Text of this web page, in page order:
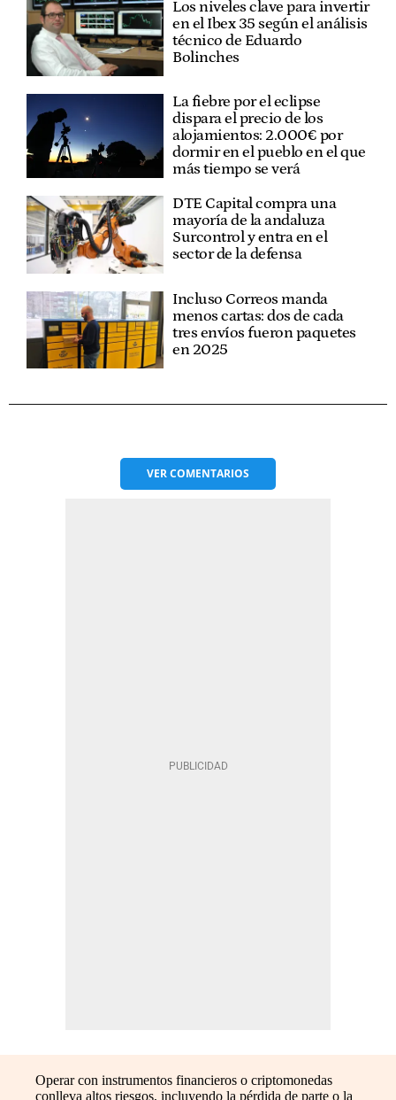
Los niveles clave para invertir
en el Ibex 35 según el análisis
técnico de Eduardo
Bolinches
La fiebre por el eclipse
dispara el precio de los
alojamientos: 2.000€ por
dormir en el pueblo en el que
más tiempo se verá
DTE Capital compra una
mayoría de la andaluza
Surcontrol y entra en el
sector de la defensa
Incluso Correos manda
menos cartas: dos de cada
tres envíos fueron paquetes
en 2025
VERCOMENTARIOS
Operar con instrumentos financieros o criptomonedas
conlleva altos riesgos, incluyendo la pérdida de parte o la